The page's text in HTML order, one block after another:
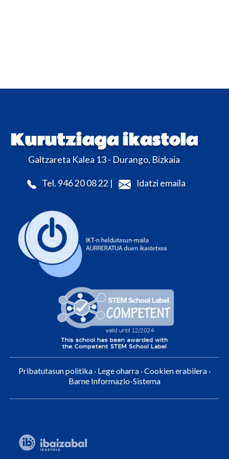
Kurutziaga ikastola
Galtzareta Kalea 13 - Durango, Bizkaia
Tel. 946 20 08 22 | Idatzi emaila
Pribatutasun politika · Lege oharra ·Cookien erabilera ·
Barne Informazio-Sistema